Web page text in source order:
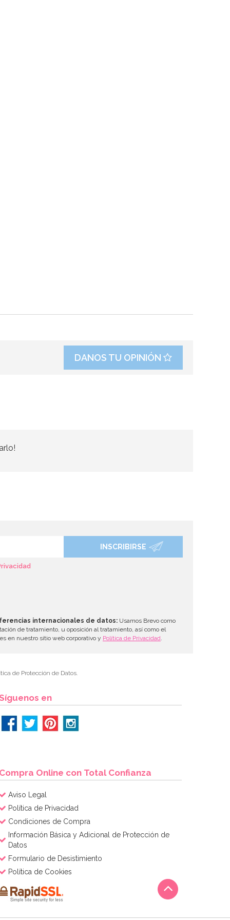
DANOS TU OPINIÓN
INSCRIBIRSE
internacionales de datos: Usamos Brevo como
de tratamiento, u oposición al tratamiento, así como el
en nuestro sitio web corporativo y Política de Privacidad
de Protección de Datos.
en
Compra Online con Total Confianza
Aviso Legal
Política de Privacidad
Condiciones de Compra
Información Básica y Adicional de Protección de
Datos
Formulario de Desistimiento
Política de Cookies